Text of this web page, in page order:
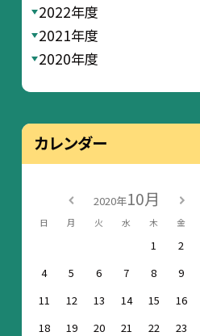
2022年度
2021年度
2020年度
カレンダー
2020年10月
日 月 火 水 木 金
1 2
4
5 6 7 8 9
11
12 13 14 15 16
18
19 20 21 22 23